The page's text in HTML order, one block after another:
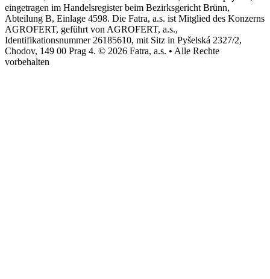
eingetragen im Handelsregister beim Bezirksgericht Brünn,
Abteilung B, Einlage 4598. Die Fatra, a.s. ist Mitglied des Konzerns
AGROFERT, geführt von AGROFERT, a.s.,
Identifikationsnummer 26185610, mit Sitz in Pyšelská 2327/2,
Chodov, 149 00 Prag 4. © 2026 Fatra, a.s. • Alle Rechte
vorbehalten